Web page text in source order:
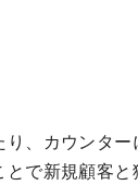
、カウンタ
で新規顧客